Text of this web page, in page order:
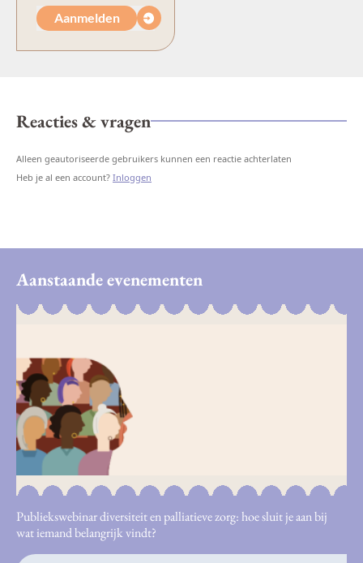
Aanmelden
Reacties & vragen
Alleen geautoriseerde gebruikers kunnen een reactie achterlaten
Heb je al een account? Inloggen
Aanstaande evenementen
Publiekswebinar diversiteit en palliatieve zorg: hoe sluit je aan bij
wat iemand belangrijk vindt?